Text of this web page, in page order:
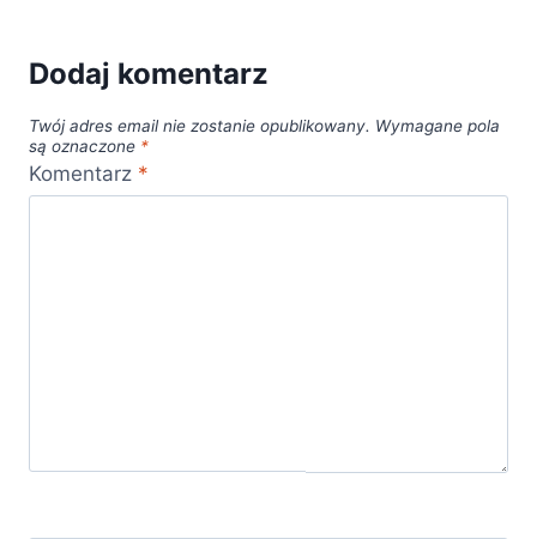
Dodaj komentarz
Twój adres email nie zostanie opublikowany. Wymagane pola
są oznaczone *
Komentarz *